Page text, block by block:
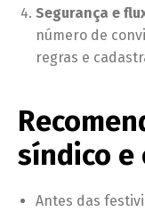
Segurança e
número de
regras e
síndico e
Antes das